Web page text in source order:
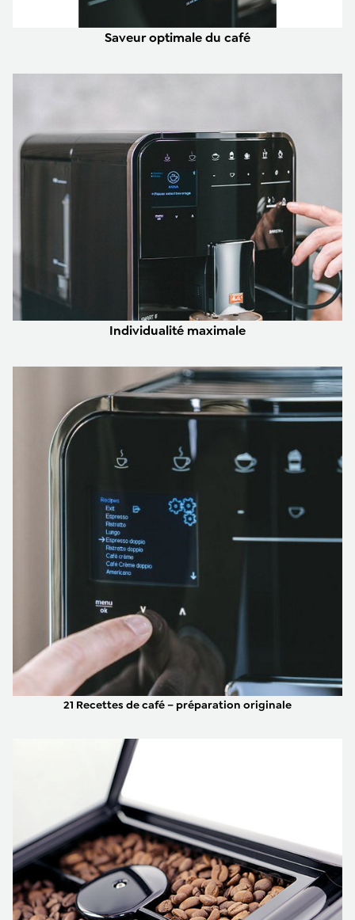
Saveur optimale du café
Individualité maximale
21 Recettes de café – préparation originale